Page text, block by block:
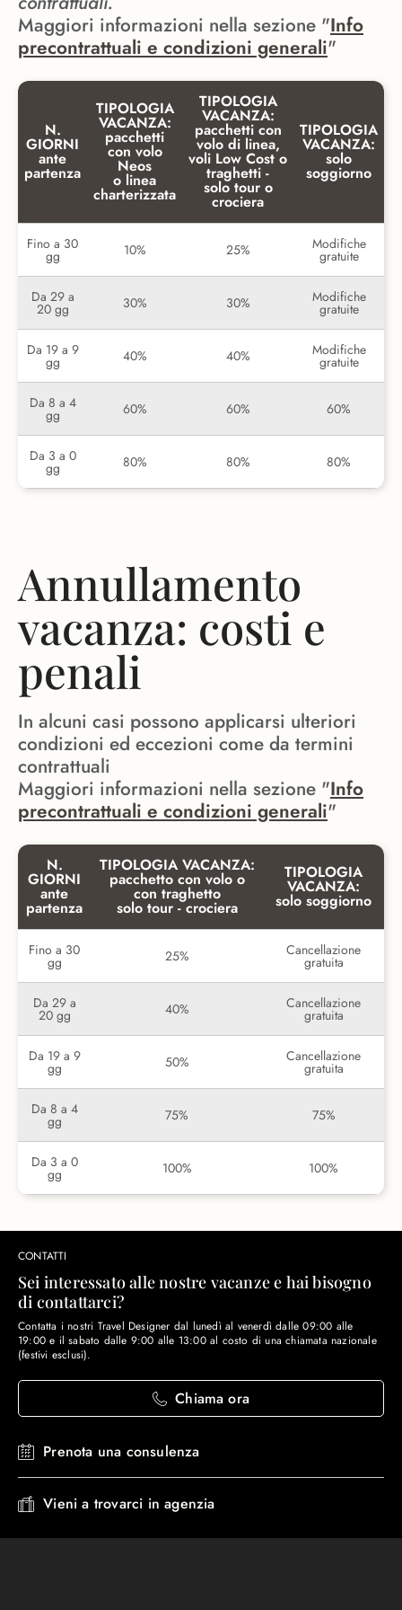
Maggiori informazioni nella sezione "Info
precontrattuali e condizioni generali"
N.
GIORNI
ante
partenza
TIPOLOGIA
VACANZA:
pacchetti
con volo
Neos
o linea
charterizzata
TIPOLOGIA
VACANZA:
pacchetti con
volo di linea,
voli Low Cost o
traghetti -
solo tour o
crociera
TIPOLOGIA
VACANZA:
solo
soggiorno
Fino a 30
gg 10% 25% Modifiche
gratuite
Da 29 a
20 gg 30% 30% Modifiche
gratuite
Da 19 a 9
gg 40% 40% Modifiche
gratuite
Da 8 a 4
gg 60% 60% 60%
Da 3 a 0
gg 80% 80% 80%
Annullamento
vacanza: costi e
penali
In alcuni casi possono applicarsi ulteriori
condizioni ed eccezioni come da termini
contrattuali
Maggiori informazioni nella sezione "Info
precontrattuali e condizioni generali"
N.
GIORNI
ante
partenza
TIPOLOGIA VACANZA:
pacchetto con volo o
con traghetto
solo tour - crociera
TIPOLOGIA
VACANZA:
solo soggiorno
Fino a 30
gg 25% Cancellazione
gratuita
Da 29 a
20 gg 40% Cancellazione
gratuita
Da 19 a 9
gg 50% Cancellazione
gratuita
Da 8 a 4
gg 75% 75%
Da 3 a 0
gg 100% 100%
CONTATTI
Sei interessato alle nostre vacanze e hai bisogno
di contattarci?
Contatta i nostri Travel Designer dal lunedì al venerdì dalle 09:00 alle
19:00 e il sabato dalle 9:00 alle 13:00 al costo di una chiamata nazionale
(festivi esclusi).
Chiama ora
Prenota una consulenza
Vieni a trovarci in agenzia